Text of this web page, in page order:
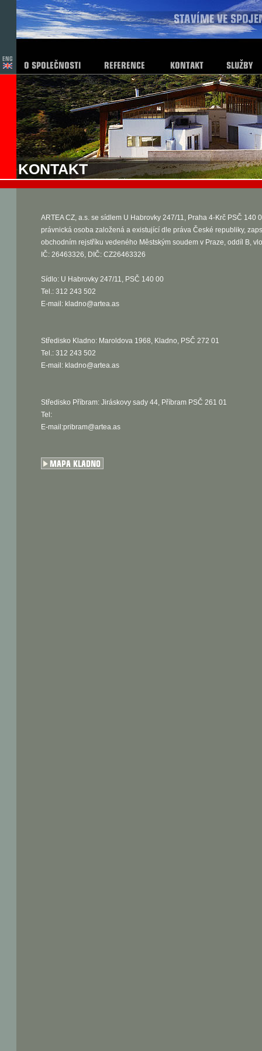
KONTAKT
ARTEA CZ, a.s. se sídlem U Habrovky 247/11, Praha 4-Krč PSČ 140
právnická osoba založená a existující dle práva České republiky,
obchodním rejstříku vedeného Městským soudem v Praze, oddíl B,
IČ: 26463326, DIČ: CZ26463326
Sídlo: U Habrovky 247/11, PSČ 140 00
Tel.: 312 243 502
E-mail: kladno@artea.as
Středisko Kladno: Maroldova 1968, Kladno, PSČ 272 01
Tel.: 312 243 502
E-mail: kladno@artea.as
Středisko Příbram: Jiráskovy sady 44, Příbram PSČ 261 01
Tel:
E-mail:pribram@artea.as